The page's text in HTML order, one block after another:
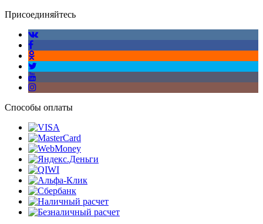
Присоединяйтесь
Способы оплаты